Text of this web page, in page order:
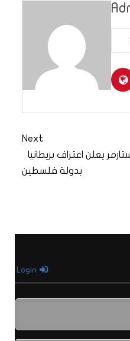
Next
يعلن اعتراف بريطانيا
بدولة فلسطين